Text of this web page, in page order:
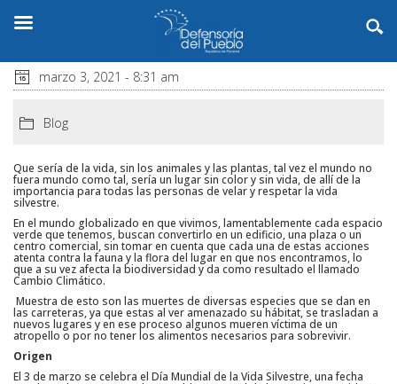
marzo 3, 2021 - 8:31 am
Blog
Que sería de la vida, sin los animales y las plantas, tal vez el mundo no
fuera mundo como tal, sería un lugar sin color y sin vida, de allí de la
importancia para todas las personas de velar y respetar la vida
silvestre.
En el mundo globalizado en que vivimos, lamentablemente cada espacio
verde que tenemos, buscan convertirlo en un edificio, una plaza o un
centro comercial, sin tomar en cuenta que cada una de estas acciones
atenta contra la fauna y la flora del lugar en que nos encontramos, lo
que a su vez afecta la biodiversidad y da como resultado el llamado
Cambio Climático.
Muestra de esto son las muertes de diversas especies que se dan en
las carreteras, ya que estas al ver amenazado su hábitat, se trasladan a
nuevos lugares y en ese proceso algunos mueren víctima de un
atropello o por no tener los alimentos necesarios para sobrevivir.
Origen
El 3 de marzo se celebra el Día Mundial de la Vida Silvestre, una fecha